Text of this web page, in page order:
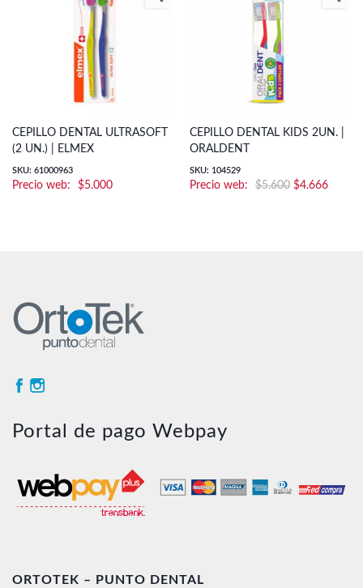
CEPILLO DENTAL ULTRASOFT
(2 UN.) | ELMEX
SKU: 61000963
$5.000
CEPILLO DENTAL KIDS 2UN. |
ORALDENT
SKU: 104529
$5.600 El
$4.666El
Portal de pago Webpay
ORTOTEK – PUNTO DENTAL